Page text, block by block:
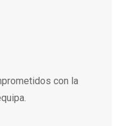
con la